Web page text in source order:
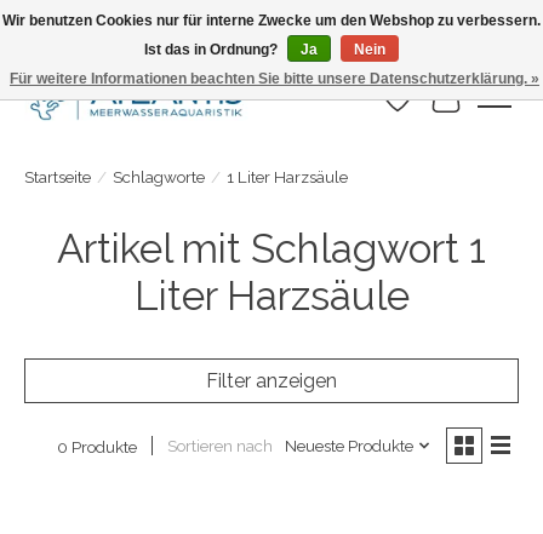
Täglicher Versand. Bestelle bis 15.00 Uhr
Wunschzettel
Ihr
Startseite / Schlagworte / 1 Liter Harzsäule
Artikel mit Schlagwort 1
Liter Harzsäule
Filter anzeigen
0 Produkte Sortieren nach Neueste Produkte
Wir benutzen Cookies nur für interne Zwecke um den Webshop zu verbessern.
Ist das in Ordnung?
Ja
Nein
Für weitere Informationen beachten Sie bitte unsere Datenschutzerklärung. »